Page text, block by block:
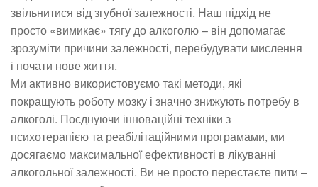
звільнитися від згубної залежності. Наш підхід не
просто «вимикає» тягу до алкоголю – він допомагає
зрозуміти причини залежності, перебудувати мислення
і почати нове життя.
Ми активно використовуємо такі методи, які
покращують роботу мозку і значно знижують потребу в
алкоголі. Поєднуючи інноваційні техніки з
психотерапією та реабілітаційними програмами, ми
досягаємо максимальної ефективності в лікуванні
алкогольної залежності. Ви не просто перестаєте пити –